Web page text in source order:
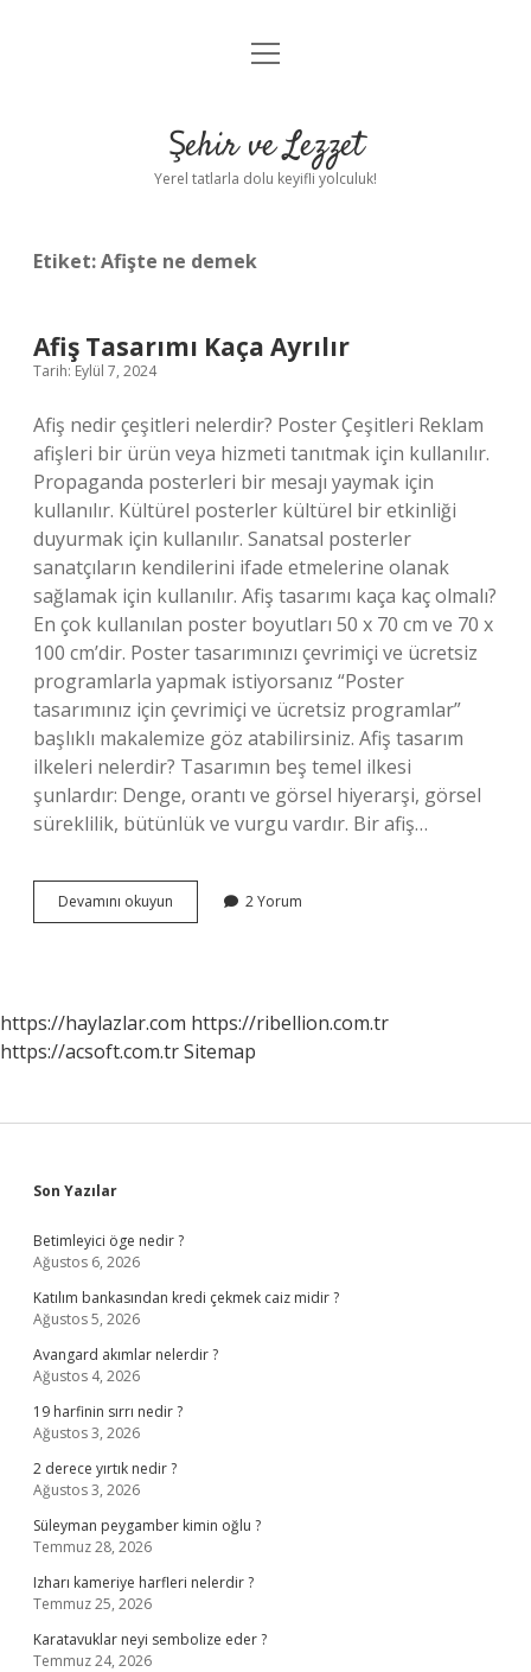
Anasayfa
Yasal Uyarı
menüyü
Şehir ve Lezzet
Yerel tatlarla dolu keyifli yolculuk!
Etiket:Afişte ne demek
Afiş Tasarımı Kaça Ayrılır
Tarih: Eylül 7, 2024
Afiş nedir çeşitleri nelerdir? Poster Çeşitleri Reklam
afişleri bir ürün veya hizmeti tanıtmak için kullanılır.
Propaganda posterleri bir mesajı yaymak için
kullanılır. Kültürel posterler kültürel bir etkinliği
duyurmak için kullanılır. Sanatsal posterler
sanatçıların kendilerini ifade etmelerine olanak
sağlamak için kullanılır. Afiş tasarımı kaça kaç olmalı?
En çok kullanılan poster boyutları 50 x 70 cm ve 70 x
100 cm’dir. Poster tasarımınızı çevrimiçi ve ücretsiz
programlarla yapmak istiyorsanız “Poster
tasarımınız için çevrimiçi ve ücretsiz programlar”
başlıklı makalemize göz atabilirsiniz. Afiş tasarım
ilkeleri nelerdir? Tasarımın beş temel ilkesi
şunlardır: Denge, orantı ve görsel hiyerarşi, görsel
süreklilik, bütünlük ve vurgu vardır. Bir afiş…
Devamını okuyun
Tasarımı
2 Yorum
https://haylazlar.com https://ribellion.com.tr
https://acsoft.com.trSitemap
Sidebar
Son Yazılar
Betimleyici öge nedir ?
Ağustos 6, 2026
Katılım bankasından kredi çekmek caiz midir ?
Ağustos 5, 2026
Avangard akımlar nelerdir ?
Ağustos 4, 2026
19 harfinin sırrı nedir ?
Ağustos 3, 2026
2 derece yırtık nedir ?
Ağustos 3, 2026
Süleyman peygamber kimin oğlu ?
Temmuz 28, 2026
Izharı kameriye harfleri nelerdir ?
Temmuz 25, 2026
Karatavuklar neyi sembolize eder ?
Temmuz 24, 2026